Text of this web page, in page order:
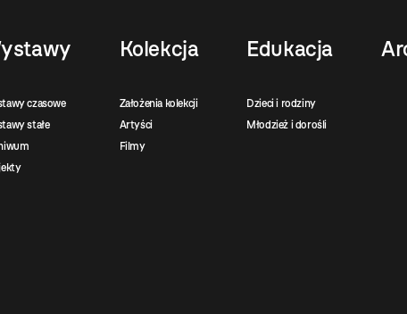
czasowe
stałe
Kolekcja
Założenia kolekcji
Artyści
Filmy
Edukacja
Dzieci i rodziny
Młodzież i dorośli